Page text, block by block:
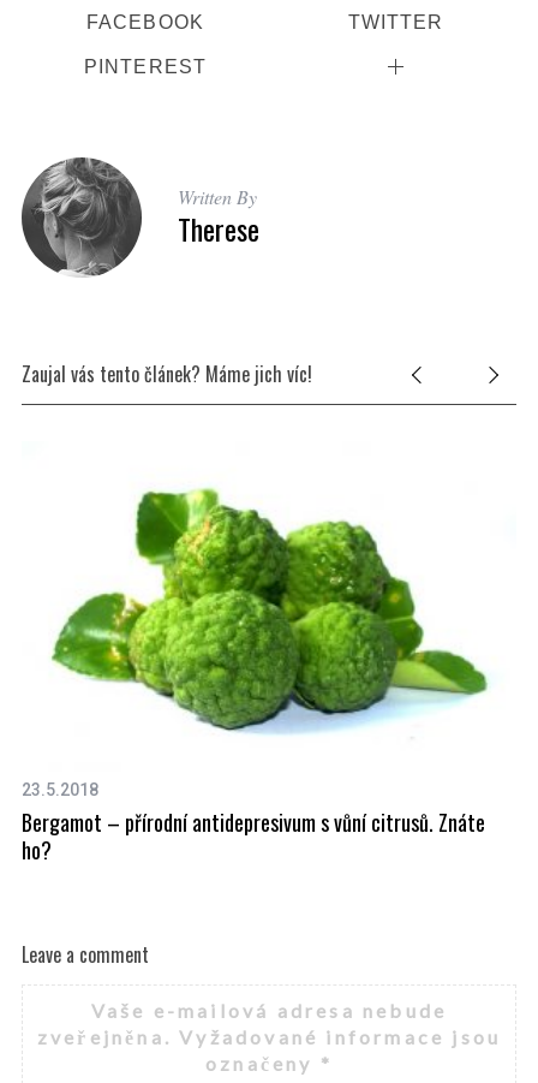
FACEBOOK TWITTER
PINTEREST
Written By
Therese
Zaujal vás tento článek? Máme jich víc!
23.5.2018
Bergamot – přírodní antidepresivum s vůní citrusů. Znáte
ho?
Leave a comment
Vaše e-mailová adresa nebude
zveřejněna.
Vyžadované informace jsou
označeny *